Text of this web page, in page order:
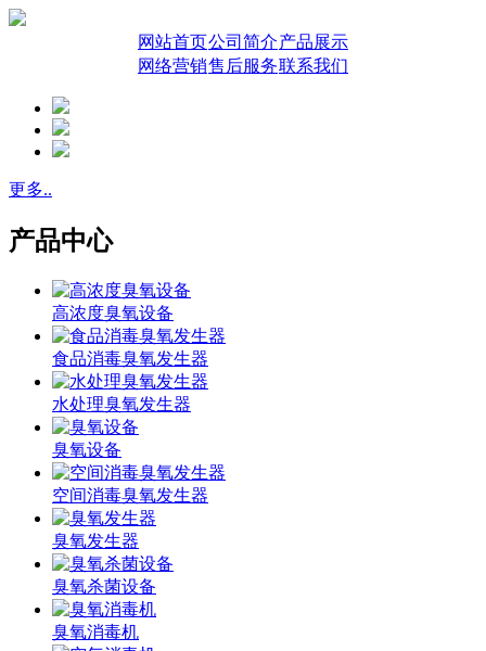
网站首页公司简介产品展示
网络营销售后服务联系我们
更多..
产品中心
高浓度臭氧设备
食品消毒臭氧发生器
水处理臭氧发生器
臭氧设备
空间消毒臭氧发生器
臭氧发生器
臭氧杀菌设备
臭氧消毒机